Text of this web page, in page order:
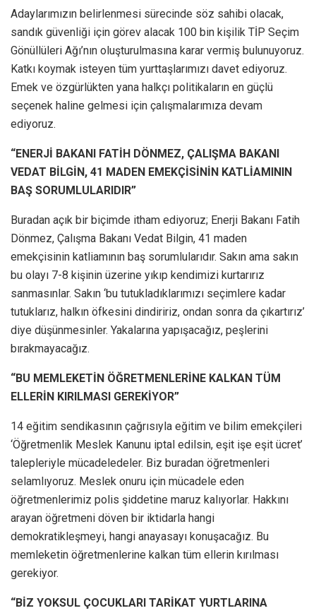
Adaylarımızın belirlenmesi sürecinde söz sahibi olacak,
sandık güvenliği için görev alacak 100 bin kişilik TİP Seçim
Gönüllüleri Ağı’nın oluşturulmasına karar vermiş bulunuyoruz.
Katkı koymak isteyen tüm yurttaşlarımızı davet ediyoruz.
Emek ve özgürlükten yana halkçı politikaların en güçlü
seçenek haline gelmesi için çalışmalarımıza devam
ediyoruz.
“ENERJİ BAKANI FATİH DÖNMEZ, ÇALIŞMA BAKANI
VEDAT BİLGİN, 41 MADEN EMEKÇİSİNİN KATLİAMININ
BAŞ SORUMLULARIDIR”
Buradan açık bir biçimde itham ediyoruz; Enerji Bakanı Fatih
Dönmez, Çalışma Bakanı Vedat Bilgin, 41 maden
emekçisinin katliamının baş sorumlularıdır. Sakın ama sakın
bu olayı 7-8 kişinin üzerine yıkıp kendimizi kurtarırız
sanmasınlar. Sakın ‘bu tutukladıklarımızı seçimlere kadar
tutuklarız, halkın öfkesini dindiririz, ondan sonra da çıkartırız’
diye düşünmesinler. Yakalarına yapışacağız, peşlerini
bırakmayacağız.
“BU MEMLEKETİN ÖĞRETMENLERİNE KALKAN TÜM
ELLERİN KIRILMASI GEREKİYOR”
14 eğitim sendikasının çağrısıyla eğitim ve bilim emekçileri
‘Öğretmenlik Meslek Kanunu iptal edilsin, eşit işe eşit ücret’
talepleriyle mücadeledeler. Biz buradan öğretmenleri
selamlıyoruz. Meslek onuru için mücadele eden
öğretmenlerimiz polis şiddetine maruz kalıyorlar. Hakkını
arayan öğretmeni döven bir iktidarla hangi
demokratikleşmeyi, hangi anayasayı konuşacağız. Bu
memleketin öğretmenlerine kalkan tüm ellerin kırılması
gerekiyor.
“BİZ YOKSUL ÇOCUKLARI TARİKAT YURTLARINA